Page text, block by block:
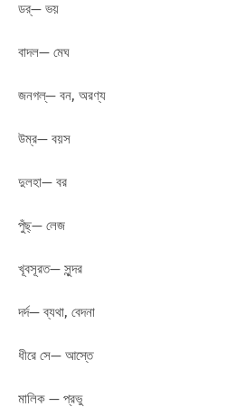
ডর্— ভয়
বাদল— মেঘ
জনগল্— বন, অরণ্য
উম্র— বয়স
দুলহা— বর
পুঁছ্— লেজ
খূবসূরত— সুন্দর
দর্দ— ব্যথা, বেদনা
ধীরে সে— আস্তে
মালিক — প্রভু